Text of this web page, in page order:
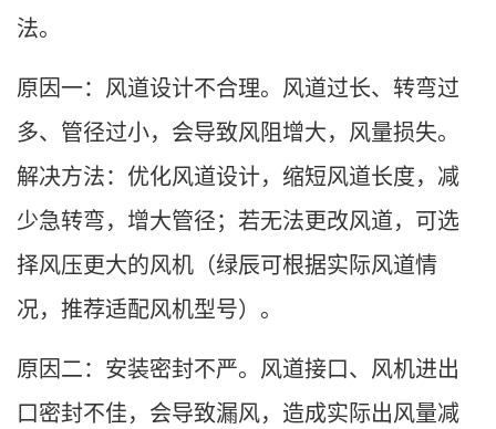
法。
原因一：风道设计不合理。风道过长、转弯过
多、管径过小，会导致风阻增大，风量损失。
解决方法：优化风道设计，缩短风道长度，减
少急转弯，增大管径；若无法更改风道，可选
择风压更大的风机（绿辰可根据实际风道情
况，推荐适配风机型号）。
原因二：安装密封不严。风道接口、风机进出
口密封不佳，会导致漏风，造成实际出风量减